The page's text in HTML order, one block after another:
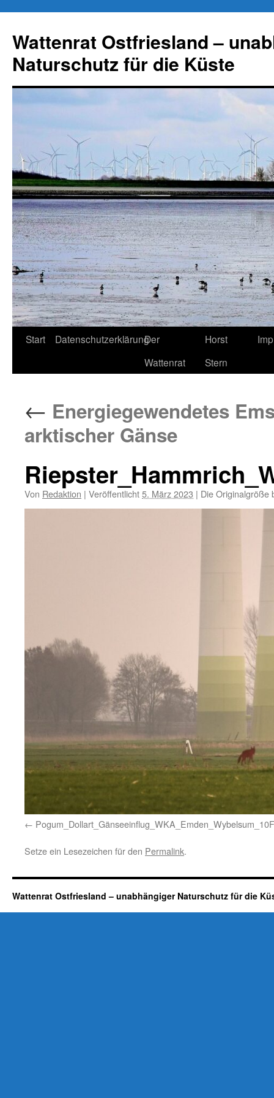
springen
Wattenrat Ostfriesland –
Naturschutz für die Küste
Start DatenschutzerklärungDer
Wattenrat
Horst
Stern
← Energiegewendetes
arktischer Gänse
Von Redaktion | Veröffentlicht5. März 2023 | Die Originalgröße
Setze ein Lesezeichen für den Permalink.
Wattenrat Ostfriesland – unabhängiger Naturschutz für die